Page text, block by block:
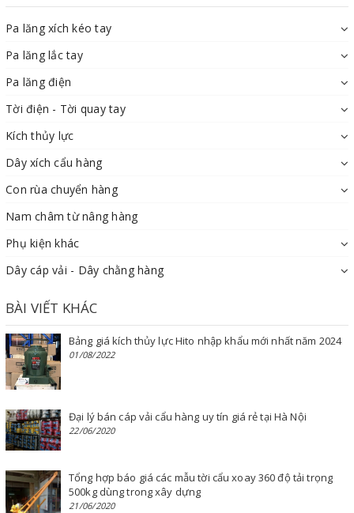
Pa lăng xích kéo tay
Pa lăng lắc tay
Pa lăng điện
Tời điện - Tời quay tay
Kích thủy lực
Dây xích cẩu hàng
Con rùa chuyển hàng
Nam châm từ nâng hàng
Phụ kiện khác
Dây cáp vải - Dây chằng hàng
BÀI VIẾT KHÁC
Bảng giá kích thủy lực Hito nhập khẩu mới nhất năm 2024
01/08/2022
Đại lý bán cáp vải cẩu hàng uy tín giá rẻ tại Hà Nội
22/06/2020
Tổng hợp báo giá các mẫu tời cẩu xoay 360 độ tải trọng
500kg dùng trong xây dựng
21/06/2020